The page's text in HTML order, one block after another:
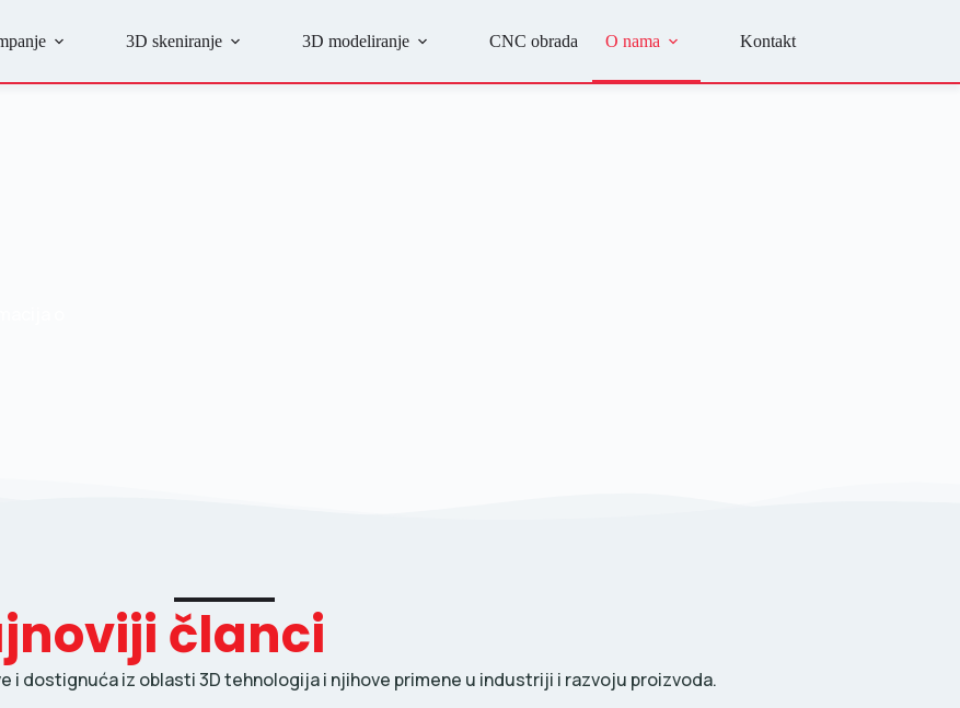
3D skeniranje 3D modeliranje CNC obrada O nama Kontakt
članci
i dostignuća iz oblasti 3D tehnologija i njihove primene u industriji i razvoju proizvoda.